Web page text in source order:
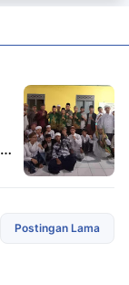
Postingan Lama